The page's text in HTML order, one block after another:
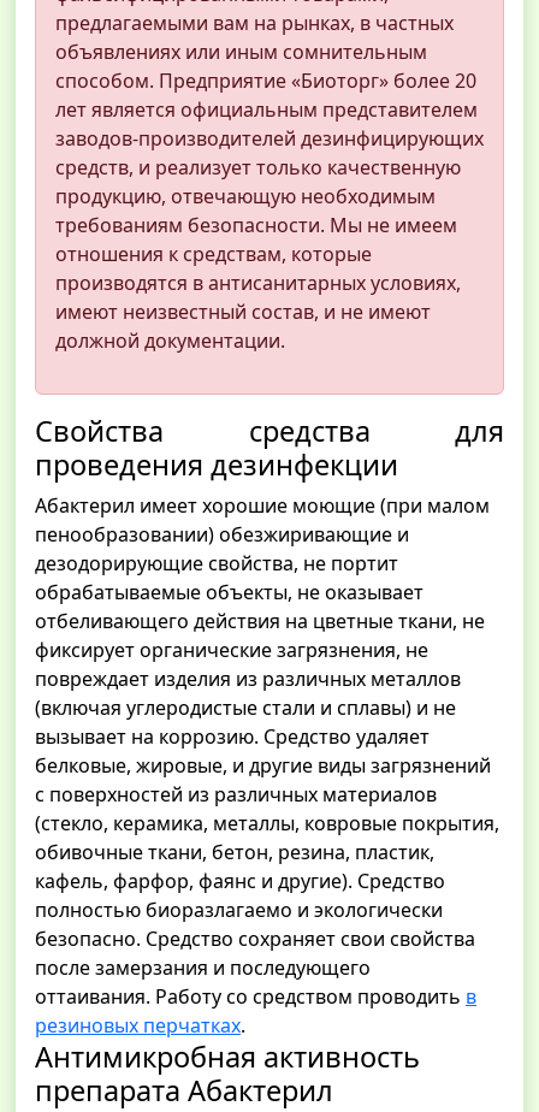
предлагаемыми вам на рынках, в частных
объявлениях или иным сомнительным
способом. Предприятие «Биоторг» более 20
лет является официальным представителем
заводов-производителей дезинфицирующих
средств, и реализует только качественную
продукцию, отвечающую необходимым
требованиям безопасности. Мы не имеем
отношения к средствам, которые
производятся в антисанитарных условиях,
имеют неизвестный состав, и не имеют
должной документации.
Свойства средства для
проведения дезинфекции
Абактерил имеет хорошие моющие (при малом
пенообразовании) обезжиривающие и
дезодорирующие свойства, не портит
обрабатываемые объекты, не оказывает
отбеливающего действия на цветные ткани, не
фиксирует органические загрязнения, не
повреждает изделия из различных металлов
(включая углеродистые стали и сплавы) и не
вызывает на коррозию. Средство удаляет
белковые, жировые, и другие виды загрязнений
с поверхностей из различных материалов
(стекло, керамика, металлы, ковровые покрытия,
обивочные ткани, бетон, резина, пластик,
кафель, фарфор, фаянс и другие). Средство
полностью биоразлагаемо и экологически
безопасно. Средство сохраняет свои свойства
после замерзания и последующего
оттаивания. Работу со средством проводить в
резиновых перчатках.
Антимикробная активность
препарата Абактерил